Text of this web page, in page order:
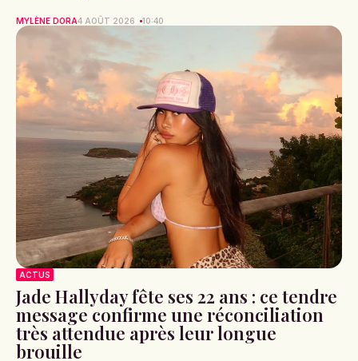
MYLÈNE DORA4 AOÛT 2026 10:40
ACTUS
Jade Hallyday fête ses 22 ans : ce tendre
message confirme une réconciliation
très attendue après leur longue
brouille